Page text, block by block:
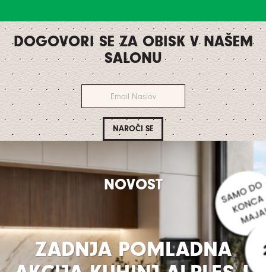
DOGOVORI SE ZA OBISK V NAŠEM
SALONU
NOVOST
ZADNJA POMLADNA